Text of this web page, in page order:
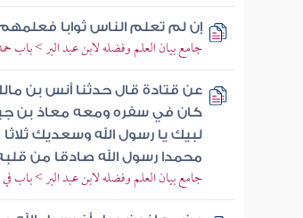
إن لم تعلم الناس ثوابا
جامع بيان العلم وفضله لابن عبد البر > باب
عن قتادة قال حدثنا أنس بن
كان في سفره ومعه معاذ بن
لبيك يا رسول الله وسعديك ثلاثا
محمدا رسول الله صادقا من قلبه
جامع بيان العلم وفضله لابن عبد البر > باب في